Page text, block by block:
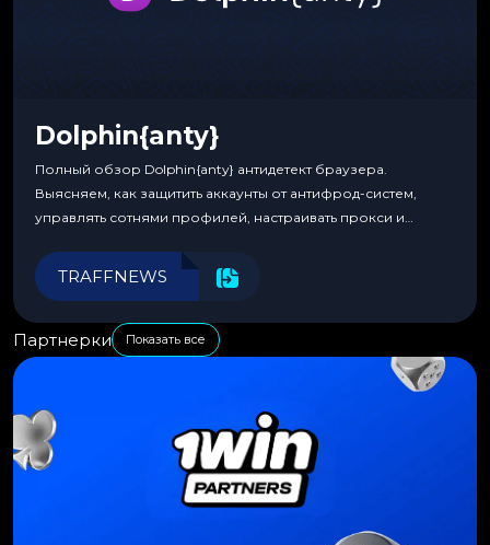
Dolphin{anty}
Полный обзор Dolphin{anty} антидетект браузера.
Выясняем, как защитить аккаунты от антифрод-систем,
управлять сотнями профилей, настраивать прокси и
эффективности.
TRAFFNEWS
Партнерки Показать все